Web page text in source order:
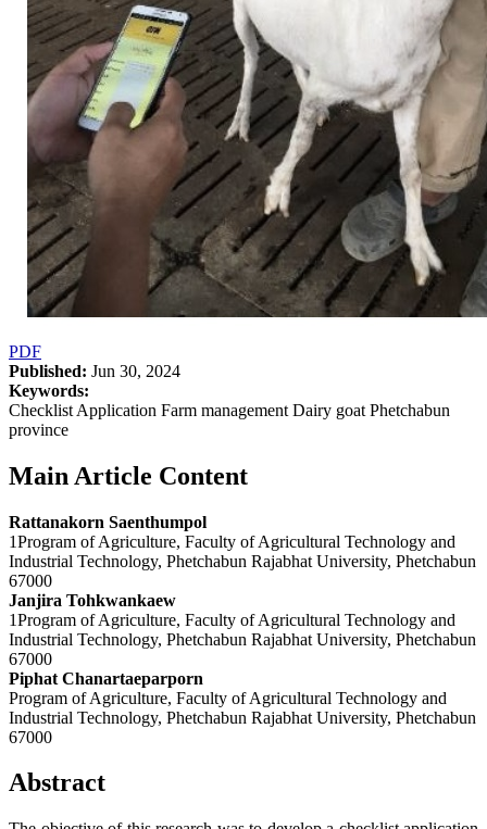
PDF
Published: Jun 30, 2024
Keywords:
Checklist Application Farm management Dairy goat Phetchabun
province
Main Article Content
Rattanakorn Saenthumpol
1Program of Agriculture, Faculty of Agricultural Technology and
Industrial Technology, Phetchabun Rajabhat University, Phetchabun
67000
Janjira Tohkwankaew
1Program of Agriculture, Faculty of Agricultural Technology and
Industrial Technology, Phetchabun Rajabhat University, Phetchabun
67000
Piphat Chanartaeparporn
Program of Agriculture, Faculty of Agricultural Technology and
Industrial Technology, Phetchabun Rajabhat University, Phetchabun
67000
Abstract